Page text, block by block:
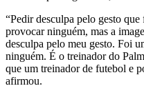
“Pedir desculpa pelo gesto
provocar ninguém, mas a
desculpa pelo meu gesto. Foi
ninguém. É o treinador do
que um treinador de futebol e
afirmou.